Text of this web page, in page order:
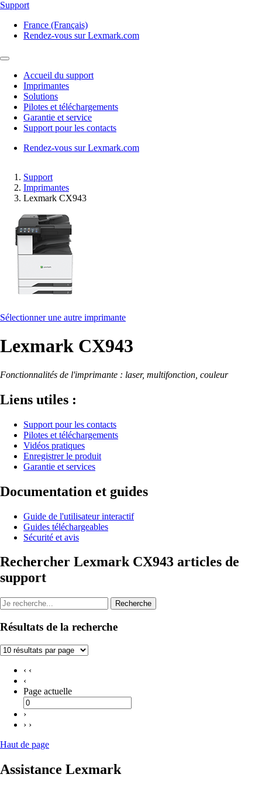
Support
France (Français)
Rendez-vous sur Lexmark.com
Accueil du support
Imprimantes
Solutions
Pilotes et téléchargements
Garantie et service
Support pour les contacts
Rendez-vous sur Lexmark.com
Support
Imprimantes
Lexmark CX943
Sélectionner une autre imprimante
Lexmark CX943
Fonctionnalités de l'imprimante : laser, multifonction, couleur
Liens utiles :
Support pour les contacts
Pilotes et téléchargements
Vidéos pratiques
Enregistrer le produit
Garantie et services
Documentation et guides
Guide de l'utilisateur interactif
Guides téléchargeables
Sécurité et avis
Rechercher Lexmark CX943 articles de
support
Recherche
Résultats de la recherche
‹ ‹
‹
Page actuelle
›
› ›
Haut de page
Assistance Lexmark